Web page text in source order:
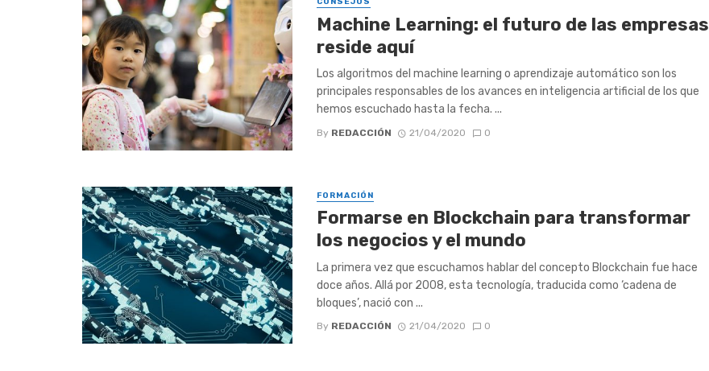
Machine Learning: el futuro de las empresas
reside aquí
Los algoritmos del machine learning o aprendizaje automático son los
principales responsables de los avances en inteligencia artificial de los que
hemos escuchado hasta la fecha. ...
By REDACCIÓN 21/04/2020 0
FORMACIÓN
Formarse en Blockchain para transformar
los negocios y el mundo
La primera vez que escuchamos hablar del concepto Blockchain fue hace
doce años. Allá por 2008, esta tecnología, traducida como ‘cadena de
bloques’, nació con ...
By REDACCIÓN 21/04/2020 0